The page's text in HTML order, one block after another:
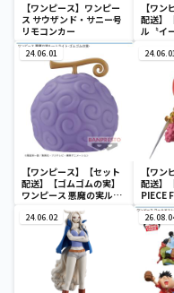
【ワンピース】ワンピー
ス サウザンド・サニー号
リモコンカー
【ワン
配送】
ル〝イ
ンピー
タブル
鬼ヶ島
24.06.01
【ワンピース】【セット
配送】【ゴムゴムの実】
ワンピース 悪魔の実ルー
【ワン
配送】
PIECE
ルドコ
ュア-
24.06.02